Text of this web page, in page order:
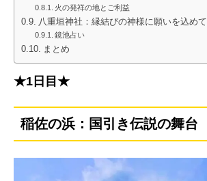
火の発祥の地とご利益
八重垣神社：縁結びの神様に願いを込めて
鏡池占い
まとめ
★1日目★
稲佐の浜：国引き伝説の舞台